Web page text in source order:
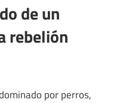
de un
rebelión
por perros,